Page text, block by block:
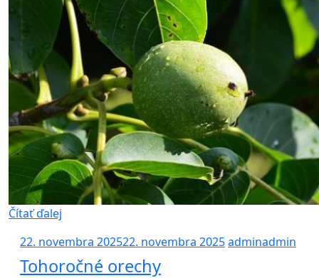
Čítať ďalej
22. novembra 202522. novembra 2025adminadmin
Tohoročné orechy